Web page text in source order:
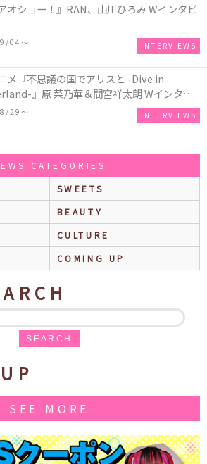
オショー！』RAN、山川ひろみ Wインタビ
04〜 INTERVIEWS
メ『不思議の国でアリスと -Dive in
』原 菜乃華＆間宮祥太朗 Wインタビ
29〜 INTERVIEWS
CATEGORIES
SWEETS
BEAUTY
CULTURE
COMING UP
SEARCH
SEE MORE